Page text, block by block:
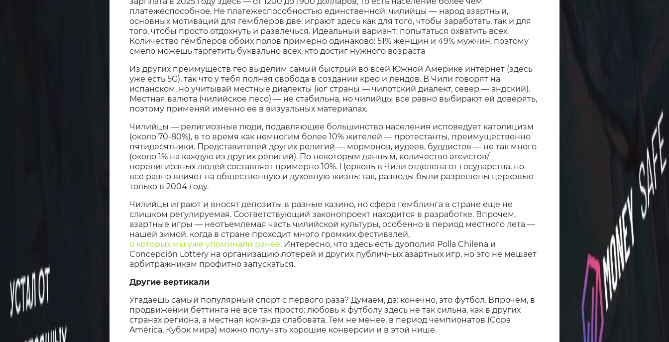
платежеспособное. Не платежеспособностью единственной: чилийцы — народ азартный,
основных мотиваций для гемблеров две: играют здесь как для того, чтобы заработать, так и для
того, чтобы просто отдохнуть и развлечься. Идеальный вариант: попытаться охватить всех.
Количество гемблеров обоих полов примерно одинаково: 51% женщин и 49% мужчин, поэтому
смело можешь таргетить буквально всех, кто достиг нужного возраста
Из других преимуществ гео выделим самый быстрый во всей Южной Америке интернет (здесь
уже есть 5G), так что у тебя полная свобода в создании крео и лендов. В Чили говорят на
испанском, но учитывай местные диалекты (юг страны — чилотский диалект, север — андский).
Местная валюта (чилийское песо) — не стабильна, но чилийцы все равно выбирают ей доверять,
поэтому применяй именно ее в визуальных материалах.
Чилийцы — религиозные люди, подавляющее большинство населения исповедует католицизм
(около 70-80%), в то время как немногим более 10% жителей — протестанты, преимущественно
пятидесятники. Представителей других религий — мормонов, иудеев, буддистов — не так много
(около 1% на каждую из других религий). По некоторым данным, количество атеистов/
нерелигиозных людей составляет примерно 10%. Церковь в Чили отделена от государства, но
все равно влияет на общественную и духовную жизнь: так, разводы были разрешены церковью
только в 2004 году.
Чилийцы играют и вносят депозиты в разные казино, но сфера гемблинга в стране еще не
слишком регулируемая. Соответствующий законопроект находится в разработке. Впрочем,
азартные игры — неотъемлемая часть чилийской культуры, особенно в период местного лета —
нашей зимой, когда в стране проходит много громких фестивалей,
о которых мы уже упоминали ранее. Интересно, что здесь есть дуополия Polla Chilena и
Concepción Lottery на организацию лотерей и других публичных азартных игр, но это не мешает
арбитражникам профитно запускаться.
Другие вертикали
Угадаешь самый популярный спорт с первого раза? Думаем, да: конечно, это футбол. Впрочем, в
продвижении беттинга не все так просто: любовь к футболу здесь не так сильна, как в других
странах региона, а местная команда слабовата. Тем не менее, в период чемпионатов (Copa
América, Кубок мира) можно получать хорошие конверсии и в этой нише.